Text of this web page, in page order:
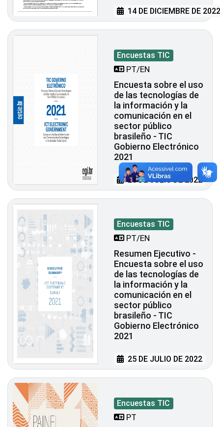
14 DE DICIEMBRE DE
Encuestas TIC
PT/EN
Encuesta sobre el uso
de las tecnologías de
la información y la
comunicación en el
sector público
brasileño - TIC
Gobierno Electrónico
2021
26 DE JULIO DE 2022
Encuestas TIC
PT/EN
Resumen Ejecutivo -
Encuesta sobre el uso
de las tecnologías de
la información y la
comunicación en el
sector público
brasileño - TIC
Gobierno Electrónico
2021
25 DE JULIO DE 2022
Encuestas TIC
PT